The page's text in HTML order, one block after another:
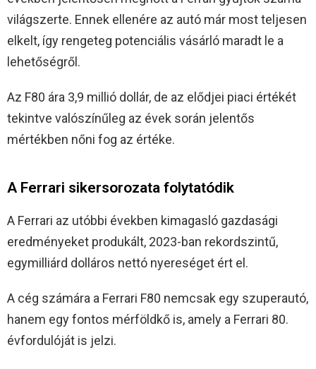
világszerte. Ennek ellenére az autó már most teljesen
elkelt, így rengeteg potenciális vásárló maradt le a
lehetőségről.
Az F80 ára 3,9 millió dollár, de az elődjei piaci értékét
tekintve valószínűleg az évek során jelentős
mértékben nőni fog az értéke.
A Ferrari sikersorozata folytatódik
A Ferrari az utóbbi években kimagasló gazdasági
eredményeket produkált, 2023-ban rekordszintű,
egymilliárd dolláros nettó nyereséget ért el.
A cég számára a Ferrari F80 nemcsak egy szuperautó,
hanem egy fontos mérföldkő is, amely a Ferrari 80.
évfordulóját is jelzi.